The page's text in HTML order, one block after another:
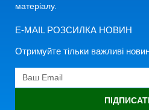
матеріалу.
E-MAIL РОЗСИЛКА НОВИН
Отримуйте тільки важливі